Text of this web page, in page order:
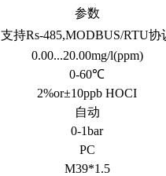
参数
支持Rs-485,MODBUS/RTU协
0.00...20.00mg/l(ppm)
0-60℃
2%or±10ppb HOCI
自动
0-1bar
PC
M39*1.5